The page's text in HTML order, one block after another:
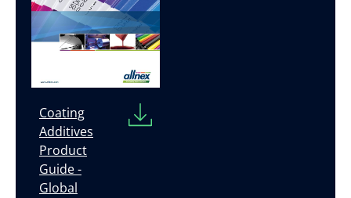
Coating
Additives
Product
Guide -
Global